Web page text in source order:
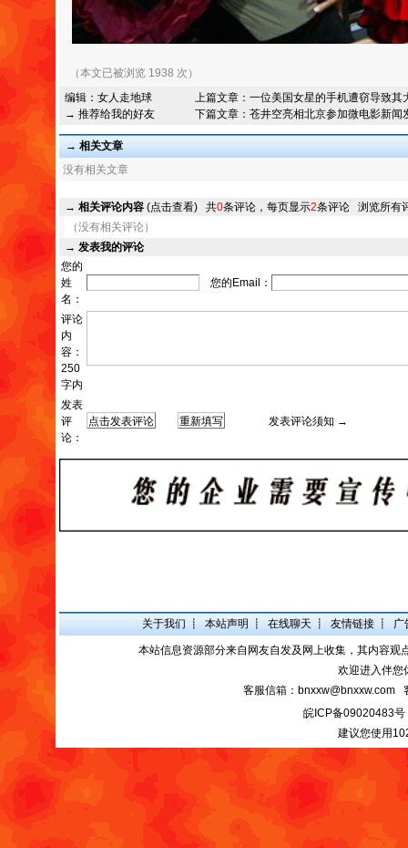
（本文已被浏览 1938 次）
编辑： 女人走地球
→ 推荐给我的好友
上篇文章： 一位美国女星的手机遭窃导致其
下篇文章： 苍井空亮相北京参加微电影新闻
→ 相关文章
没有相关文章
→ 相关评论内容 (点击查看) 共0条评论，每页显示2条评论 浏览所有
（没有相关评论）
→ 发表我的评论
您的
姓
名：
您的Email：
评论
内
容：
250
字内
发表
评
论：
发表评论须知 →
关于我们 ┋ 本站声明 ┋ 在线聊天 ┋ 友情链接 ┋ 广
本站信息资源部分来自网友自发及网上收集，其内容
欢迎进入伴您
客服信箱：bnxxw@bnxxw.com
皖ICP备09020483号
建议您使用